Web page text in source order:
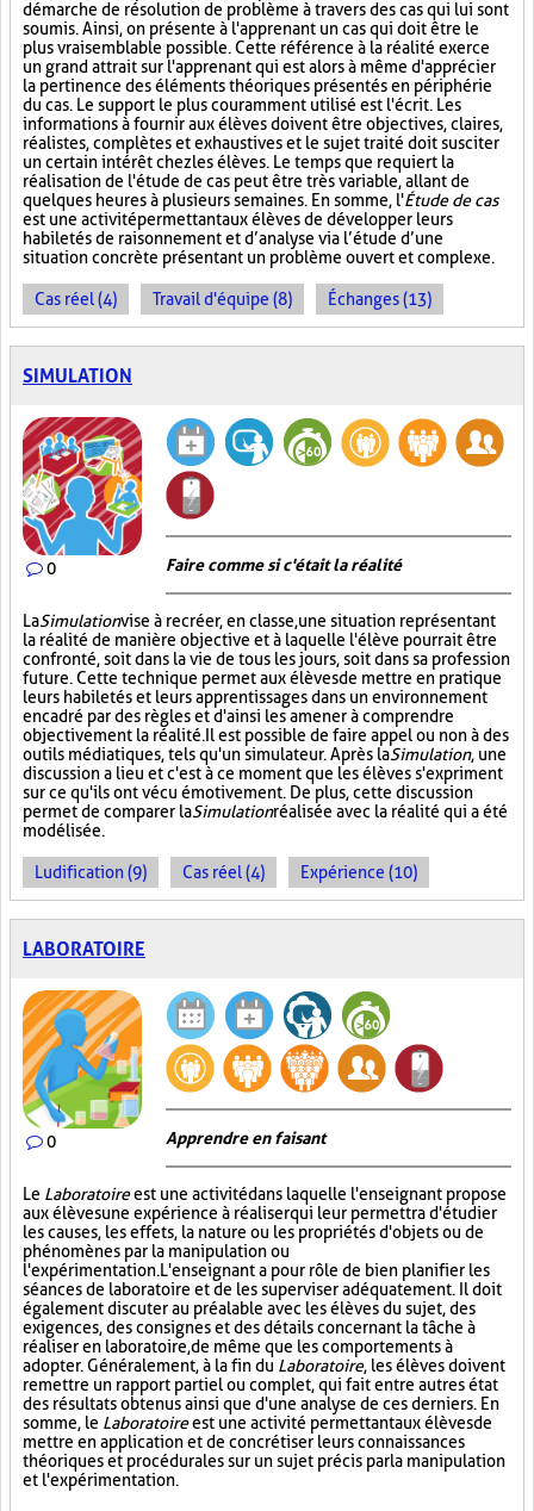
démarche de résolution de problème à travers des cas qui lui sont
soumis. Ainsi, on présente à l'apprenant un cas qui doit être le
plus vraisemblable possible. Cette référence à la réalité exerce
un grand attrait sur l'apprenant qui est alors à même d'apprécier
la pertinence des éléments théoriques présentés en périphérie
du cas. Le support le plus couramment utilisé est l'écrit. Les
informations à fournir aux élèves doivent être objectives, claires,
réalistes, complètes et exhaustives et le sujet traité doit susciter
un certain intérêt chez les élèves. Le temps que requiert la
réalisation de l'étude de cas peut être très variable, allant de
quelques heures à plusieurs semaines. En somme, l'Étude de cas
est une activité permettant aux élèves de développer leurs
habiletés de raisonnement et d’analyse via l’étude d’une
situation concrète présentant un problème ouvert et complexe.
Cas réel (4) Travail d'équipe (8) Échanges (13)
SIMULATION
0 Faire comme si c'était la réalité
LaSimulationvise à recréer, en classe, une situation représentant
la réalité de manière objective et à laquelle l'élève pourrait être
confronté, soit dans la vie de tous les jours, soit dans sa profession
future. Cette technique permet aux élèves de mettre en pratique
leurs habiletés et leurs apprentissages dans un environnement
encadré par des règles et d'ainsi les amener à comprendre
objectivement la réalité. Il est possible de faire appel ou non à des
outils médiatiques, tels qu'un simulateur. Après laSimulation, une
discussion a lieu et c'est à ce moment que les élèves s'expriment
sur ce qu'ils ont vécu émotivement. De plus, cette discussion
permet de comparer laSimulationréalisée avec la réalité qui a été
modélisée.
Ludification (9) Cas réel (4) Expérience (10)
LABORATOIRE
0 Apprendre en faisant
Le Laboratoireest une activité dans laquelle l'enseignant propose
aux élèves une expérience à réaliser qui leur permettra d'étudier
les causes, les effets, la nature ou les propriétés d'objets ou de
phénomènes par la manipulation ou
l'expérimentation. L'enseignant a pour rôle de bien planifier les
séances de laboratoire et de les superviser adéquatement. Il doit
également discuter au préalable avec les élèves du sujet, des
exigences, des consignes et des détails concernant la tâche à
réaliser en laboratoire, de même que les comportements à
adopter. Généralement, à la fin du Laboratoire, les élèves doivent
remettre un rapport partiel ou complet, qui fait entre autres état
des résultats obtenus ainsi que d'une analyse de ces derniers. En
somme, le Laboratoireest une activité permettant aux élèves de
mettre en application et de concrétiser leurs connaissances
théoriques et procédurales sur un sujet précis par la manipulation
et l'expérimentation.